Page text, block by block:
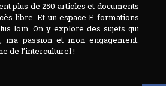
plus de 250 articles et documents
libre. Et un espace E-formations
loin. On y explore des sujets qui
ma passion et mon engagement.
de l’interculturel !